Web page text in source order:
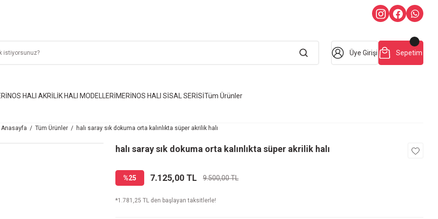
Üye Girişi Sepetim
HALI AKRİLİK HALI MODELLERİMERİNOS HALI SİSAL SERİSİTüm Ürünler
Anasayfa Tüm Ürünler halı saray sık dokuma orta kalınlıkta süper akrilik halı
halı saray sık dokuma orta kalınlıkta süper akrilik halı
%25 7.125,00 TL 9.500,00 TL
*1.781,25 TL den başlayan taksitlerle!